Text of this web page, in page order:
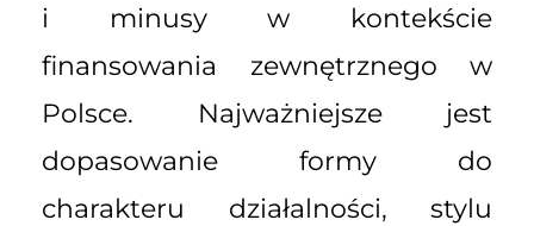
i minusy w kontekście
finansowania zewnętrznego w
Polsce. Najważniejsze jest
dopasowanie formy do
charakteru działalności, stylu